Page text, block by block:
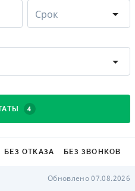
Срок
4
БЕЗ ОТКАЗА БЕЗ ЗВОНКОВ
Обновлено 07.08.2026